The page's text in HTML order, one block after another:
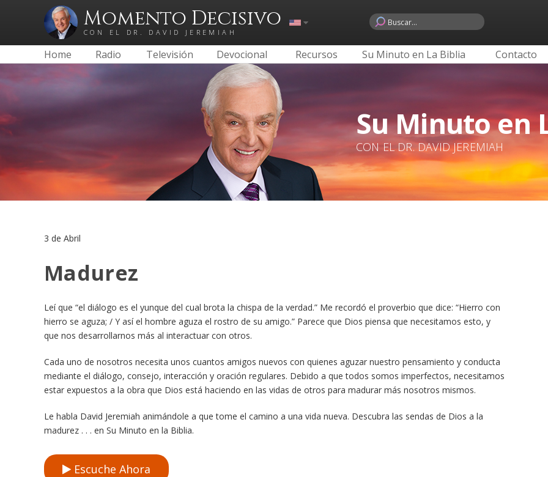
Momento Decisivo
CON EL DR. DAVID JEREMIAH
Home Radio Televisión Devocional Recursos Su Minuto en La Biblia Contacto
Su Minuto en
CON EL DR. DAVID JEREMIAH
3 de Abril
Madurez
Leí que “el diálogo es el yunque del cual brota la chispa de la verdad.” Me recordó el proverbio que dice: “Hierro con
hierro se aguza; / Y así el hombre aguza el rostro de su amigo.” Parece que Dios piensa que necesitamos esto, y
que nos desarrollarnos más al interactuar con otros.
Cada uno de nosotros necesita unos cuantos amigos nuevos con quienes aguzar nuestro pensamiento y conducta
mediante el diálogo, consejo, interacción y oración regulares. Debido a que todos somos imperfectos, necesitamos
estar expuestos a la obra que Dios está haciendo en las vidas de otros para madurar más nosotros mismos.
Le habla David Jeremiah animándole a que tome el camino a una vida nueva. Descubra las sendas de Dios a la
madurez . . . en Su Minuto en la Biblia.
Escuche Ahora